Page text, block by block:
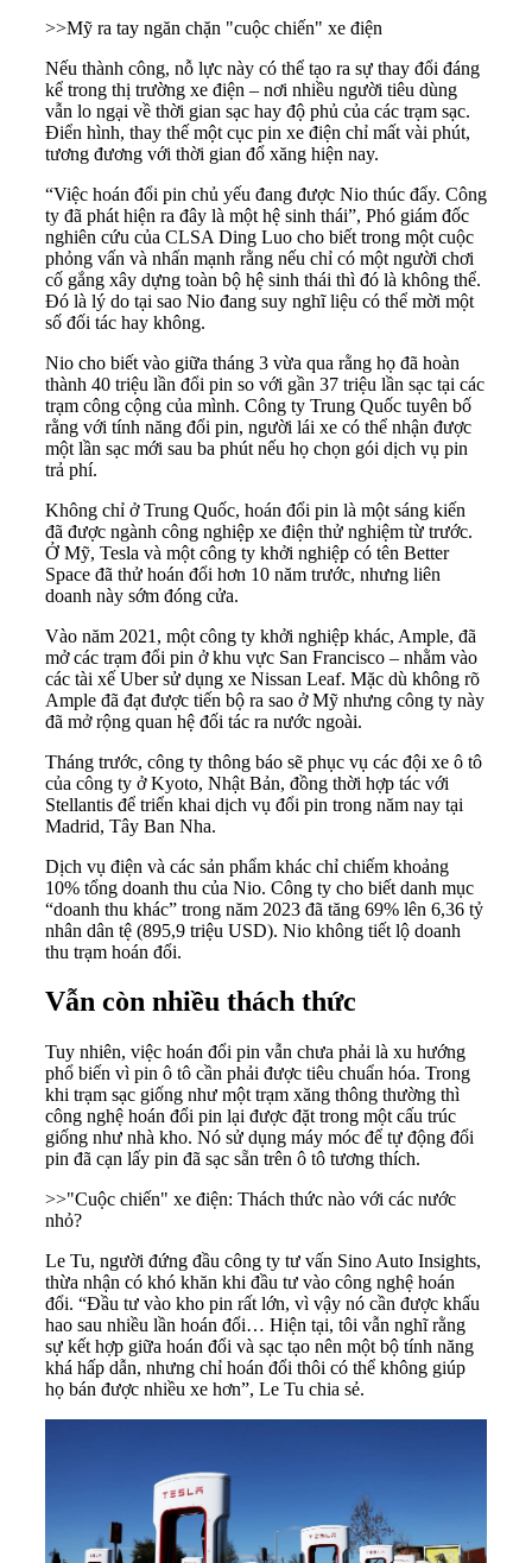
>>Mỹ ra tay ngăn chặn "cuộc chiến" xe điện
Nếu thành công, nỗ lực này có thể tạo ra sự thay đổi đáng
kể trong thị trường xe điện – nơi nhiều người tiêu dùng
vẫn lo ngại về thời gian sạc hay độ phủ của các trạm sạc.
Điển hình, thay thế một cục pin xe điện chỉ mất vài phút,
tương đương với thời gian đổ xăng hiện nay.
“Việc hoán đổi pin chủ yếu đang được Nio thúc đẩy. Công
ty đã phát hiện ra đây là một hệ sinh thái”, Phó giám đốc
nghiên cứu của CLSA Ding Luo cho biết trong một cuộc
phỏng vấn và nhấn mạnh rằng nếu chỉ có một người chơi
cố gắng xây dựng toàn bộ hệ sinh thái thì đó là không thể.
Đó là lý do tại sao Nio đang suy nghĩ liệu có thể mời một
số đối tác hay không.
Nio cho biết vào giữa tháng 3 vừa qua rằng họ đã hoàn
thành 40 triệu lần đổi pin so với gần 37 triệu lần sạc tại các
trạm công cộng của mình. Công ty Trung Quốc tuyên bố
rằng với tính năng đổi pin, người lái xe có thể nhận được
một lần sạc mới sau ba phút nếu họ chọn gói dịch vụ pin
trả phí.
Không chỉ ở Trung Quốc, hoán đổi pin là một sáng kiến
đã được ngành công nghiệp xe điện thử nghiệm từ trước.
Ở Mỹ, Tesla và một công ty khởi nghiệp có tên Better
Space đã thử hoán đổi hơn 10 năm trước, nhưng liên
doanh này sớm đóng cửa.
Vào năm 2021, một công ty khởi nghiệp khác, Ample, đã
mở các trạm đổi pin ở khu vực San Francisco – nhằm vào
các tài xế Uber sử dụng xe Nissan Leaf. Mặc dù không rõ
Ample đã đạt được tiến bộ ra sao ở Mỹ nhưng công ty này
đã mở rộng quan hệ đối tác ra nước ngoài.
Tháng trước, công ty thông báo sẽ phục vụ các đội xe ô tô
của công ty ở Kyoto, Nhật Bản, đồng thời hợp tác với
Stellantis để triển khai dịch vụ đổi pin trong năm nay tại
Madrid, Tây Ban Nha.
Dịch vụ điện và các sản phẩm khác chỉ chiếm khoảng
10% tổng doanh thu của Nio. Công ty cho biết danh mục
“doanh thu khác” trong năm 2023 đã tăng 69% lên 6,36 tỷ
nhân dân tệ (895,9 triệu USD). Nio không tiết lộ doanh
thu trạm hoán đổi.
Vẫn còn nhiều thách thức
Tuy nhiên, việc hoán đổi pin vẫn chưa phải là xu hướng
phổ biến vì pin ô tô cần phải được tiêu chuẩn hóa. Trong
khi trạm sạc giống như một trạm xăng thông thường thì
công nghệ hoán đổi pin lại được đặt trong một cấu trúc
giống như nhà kho. Nó sử dụng máy móc để tự động đổi
pin đã cạn lấy pin đã sạc sẵn trên ô tô tương thích.
>>"Cuộc chiến" xe điện: Thách thức nào với các nước
nhỏ?
Le Tu, người đứng đầu công ty tư vấn Sino Auto Insights,
thừa nhận có khó khăn khi đầu tư vào công nghệ hoán
đổi. “Đầu tư vào kho pin rất lớn, vì vậy nó cần được khấu
hao sau nhiều lần hoán đổi… Hiện tại, tôi vẫn nghĩ rằng
sự kết hợp giữa hoán đổi và sạc tạo nên một bộ tính năng
khá hấp dẫn, nhưng chỉ hoán đổi thôi có thể không giúp
họ bán được nhiều xe hơn”, Le Tu chia sẻ.